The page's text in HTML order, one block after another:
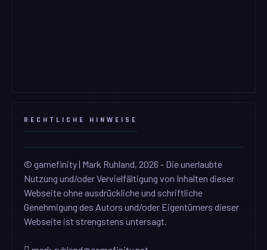
RECHTLICHE HINWEISE
© gamefinity | Mark Ruhland, 2026 - Die unerlaubte
Nutzung und/oder Vervielfältigung von Inhalten dieser
Webseite ohne ausdrückliche und schriftliche
Genehmigung des Autors und/oder Eigentümers dieser
Webseite ist strengstens untersagt.